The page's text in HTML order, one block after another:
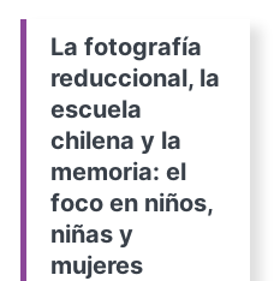
La fotografía
reduccional, la
escuela
chilena y la
memoria: el
foco en niños,
niñas y
mujeres